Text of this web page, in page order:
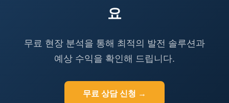
요
무료 현장 분석을 통해 최적의 발전 솔루션과
예상 수익을 확인해 드립니다.
무료 상담 신청 →